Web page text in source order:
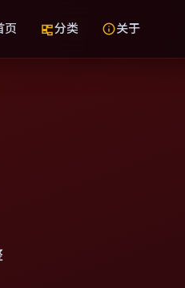
页 分类 关于